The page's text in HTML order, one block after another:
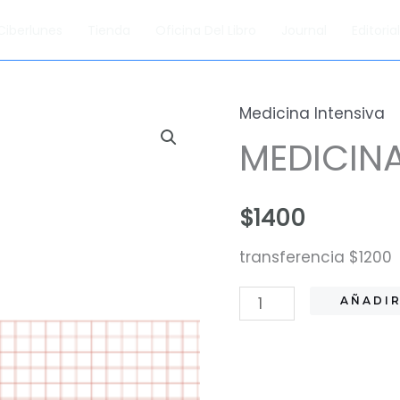
Medicina Intensiva
$1400
transferencia $1200
MEDICINA
INTENSIVA